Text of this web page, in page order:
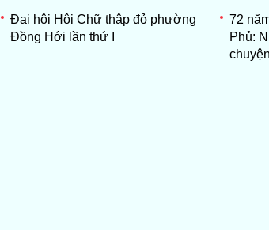
Đại hội Hội Chữ thập đỏ phường
Đồng Hới lần thứ I
72
Phủ: